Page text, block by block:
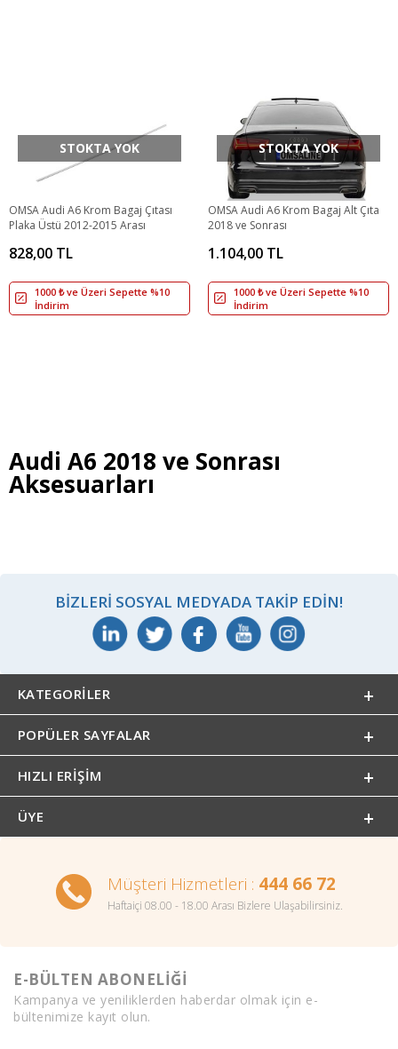
STOKTA YOK
OMSA Audi A6 Krom Bagaj Çıtası
Plaka Üstü 2012-2015 Arası
828,00 TL
1000 ₺ ve Üzeri Sepette %10
İndirim
STOKTA YOK
OMSA Audi A6 Krom Bagaj Alt Çıta
2018 ve Sonrası
1.104,00 TL
1000 ₺ ve Üzeri Sepette %10
İndirim
Audi A6 2018 ve Sonrası
Aksesuarları
BIZLERI SOSYAL MEDYADA TAKIP EDIN!
KATEGORILER
POPÜLER SAYFALAR
HIZLI ERIŞIM
ÜYE
Müşteri Hizmetleri : 444 66 72
Haftaiçi 08.00 - 18.00 Arası Bizlere Ulaşabilirsiniz.
E-BÜLTEN ABONELİĞİ
Kampanya ve yeniliklerden haberdar olmak için e-
bültenimize kayıt olun.